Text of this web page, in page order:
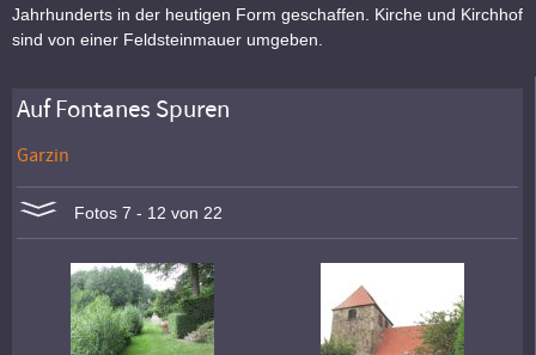
Jahrhunderts in der heutigen Form geschaffen. Kirche und Kirchhof
sind von einer Feldsteinmauer umgeben.
Auf Fontanes Spuren
Garzin
Fotos 7 - 12 von 22